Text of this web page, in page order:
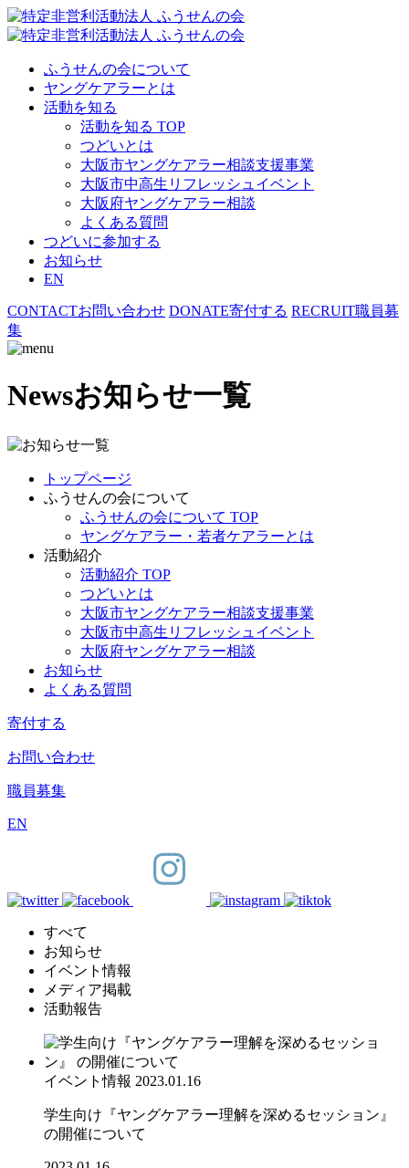
ふうせんの会について
ヤングケアラーとは
活動を知る
活動を知る TOP
つどいとは
大阪市ヤングケアラー相談支援事業
大阪市中高生リフレッシュイベント
大阪府ヤングケアラー相談
よくある質問
つどいに参加する
お知らせ
EN
CONTACTお問い合わせ DONATE寄付する RECRUIT職員募
集
Newsお知らせ一覧
トップページ
ふうせんの会について
ふうせんの会について TOP
ヤングケアラー・若者ケアラーとは
活動紹介
活動紹介 TOP
つどいとは
大阪市ヤングケアラー相談支援事業
大阪市中高生リフレッシュイベント
大阪府ヤングケアラー相談
お知らせ
よくある質問
寄付する
お問い合わせ
職員募集
EN
すべて
お知らせ
イベント情報
メディア掲載
活動報告
イベント情報 2023.01.16
学生向け『ヤングケアラー理解を深めるセッション』
の開催について